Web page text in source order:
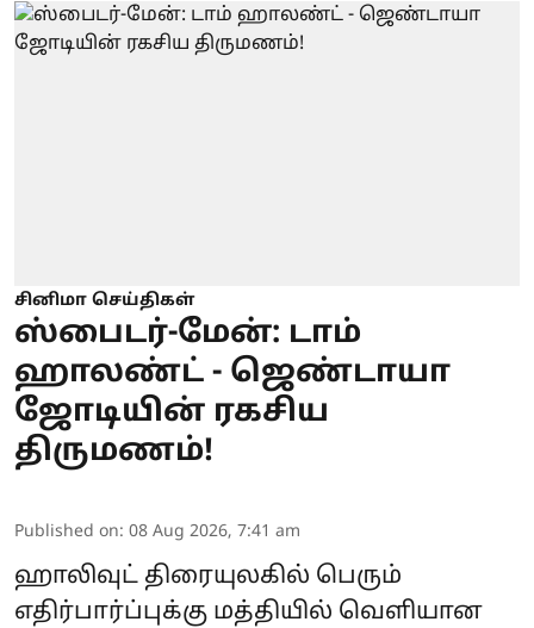
சினிமா செய்திகள்
ஸ்பைடர்-மேன்: டாம்
ஹாலண்ட் - ஜெண்டாயா
ஜோடியின் ரகசிய
திருமணம்!
Published on: 08 Aug 2026, 7:41 am
ஹாலிவுட் திரையுலகில் பெரும்
எதிர்பார்ப்புக்கு மத்தியில் வெளியான